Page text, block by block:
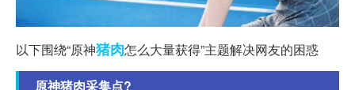
以下围绕“原神猪肉怎么大量获得”主题解决网友的困惑
原神猪肉采集点?